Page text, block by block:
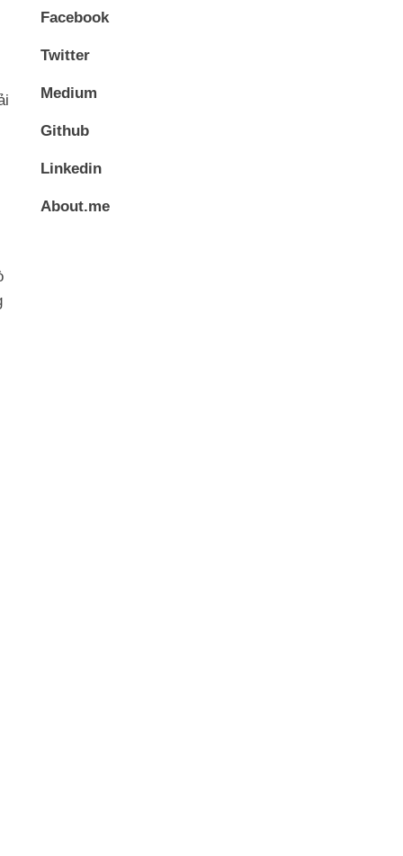
Facebook
Twitter
Medium
Github
Linkedin
About.me